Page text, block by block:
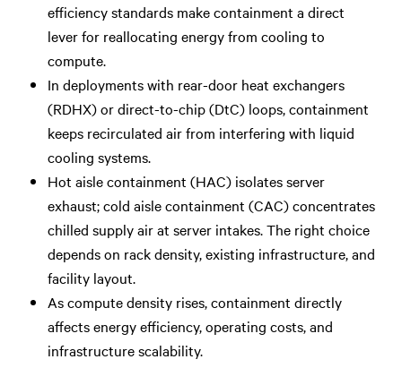
efficiency standards make containment a direct
lever for reallocating energy from cooling to
compute.
In deployments with rear-door heat exchangers
(RDHX) or direct-to-chip (DtC) loops, containment
keeps recirculated air from interfering with liquid
cooling systems.
Hot aisle containment (HAC) isolates server
exhaust; cold aisle containment (CAC) concentrates
chilled supply air at server intakes. The right choice
depends on rack density, existing infrastructure, and
facility layout.
As compute density rises, containment directly
affects energy efficiency, operating costs, and
infrastructure scalability.